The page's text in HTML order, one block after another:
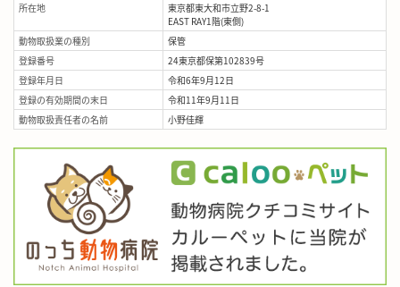
所在地
東京都東大和市立野2-8-1
EAST RAY1階(東側)
動物取扱業の種別
保管
登録番号
24東京都保第102839号
登録年月日
令和6年9月12日
登録の有効期間の末日
令和11年9月11日
動物取扱責任者の名前
小野佳輝